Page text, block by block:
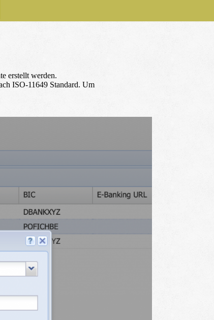
erstellt werden.
ISO-11649 Standard. Um